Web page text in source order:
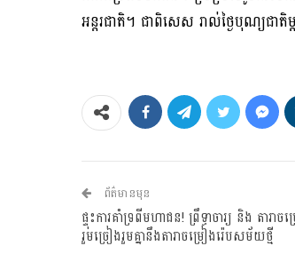
អន្តរជាតិ។ ជាពិសេស រាល់ថ្ងៃបុណ្យជាតិ
ព័ត៌មានមុន
ផ្ទុះការគាំទ្រពីមហាជន! ព្រឹទ្ធាចារ្យ និង តា
រួមច្រៀងរួមគ្នានឹងតារាចម្រៀងរ៉េបសម័យថ្មី